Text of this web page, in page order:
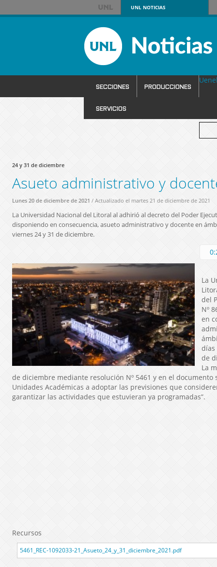
UNLNOTICIAS
SECCIONES PRODUCCIONES
SERVICIOS
24 y 31 de diciembre
Asueto administrativo y
Lunes 20 de diciembre de 2021 / Actualizado el martes 21 de diciembre de 2021
La Universidad Nacional del Litoral al adhirió al decreto del Poder
disponiendo en consecuencia, asueto administrativo y docente en
viernes 24 y 31 de diciembre.
La
del
Nº
en
días
de
La
de diciembre mediante resolución Nº 5461 y en el documento
Unidades Académicas a adoptar las previsiones que
garantizar las actividades que estuvieran ya programadas”.
Recursos
5461_REC-1092033-21_Asueto_24_y_31_diciembre_2021.pdf